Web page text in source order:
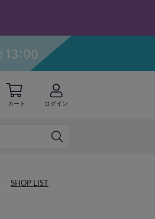
カート ログイン
SHOP LIST